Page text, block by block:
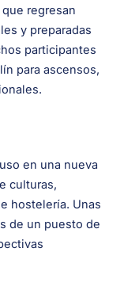
regresan
y preparadas
participantes
para ascensos,
en una nueva
culturas,
hostelería. Unas
de un puesto de